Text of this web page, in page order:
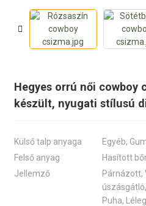
Hegyes orrú női cowboy
készült, nyugati stílusú
Külső talp anyaga
Egyéb,
Felső anyag
Hasított
Jellemző
Párnázott,
Puha,